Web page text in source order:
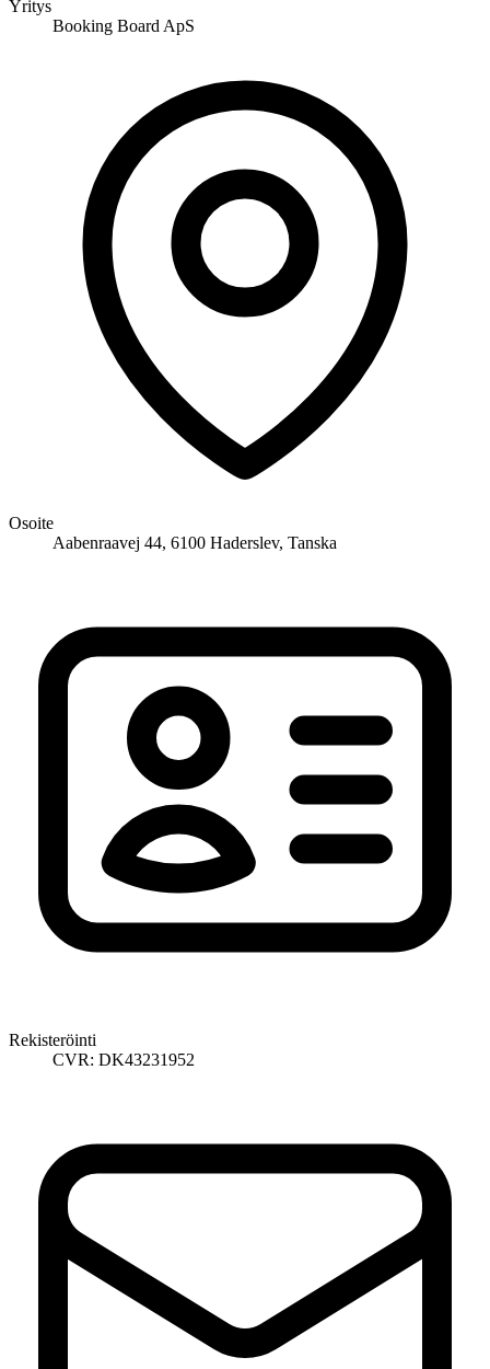
Yritys
Booking Board ApS
Osoite
Aabenraavej 44, 6100 Haderslev, Tanska
Rekisteröinti
CVR: DK43231952